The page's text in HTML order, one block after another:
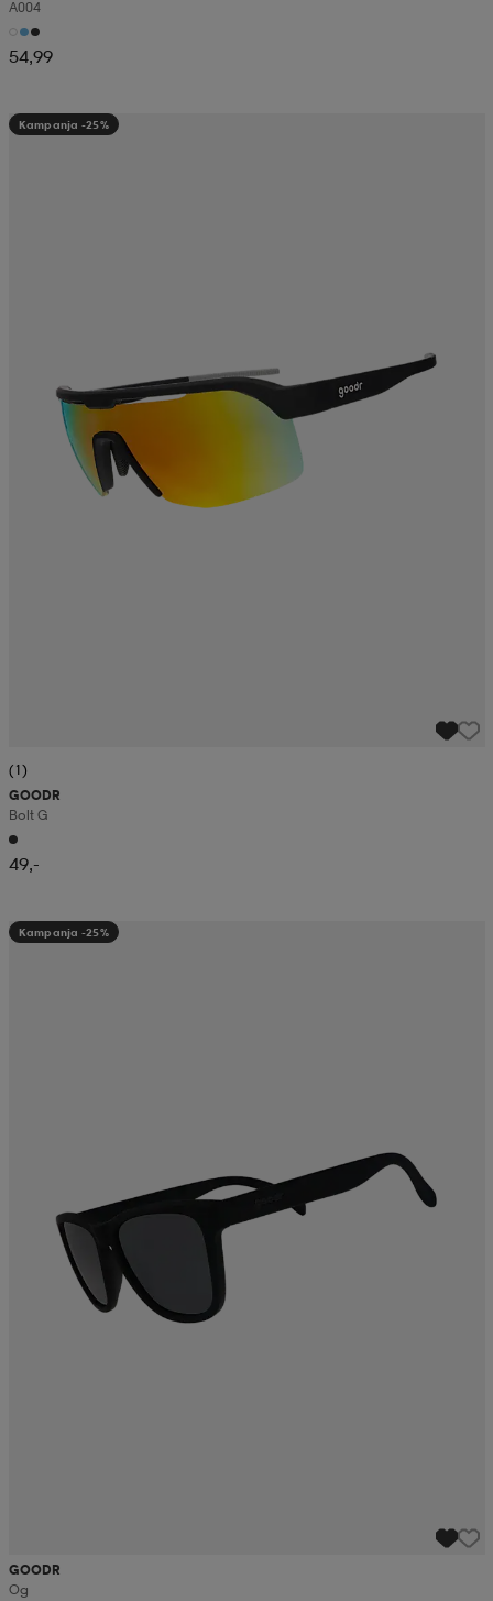
A004
54,99
Kampanja -25%
(1)
GOODR
Bolt G
49,-
Kampanja -25%
GOODR
Og